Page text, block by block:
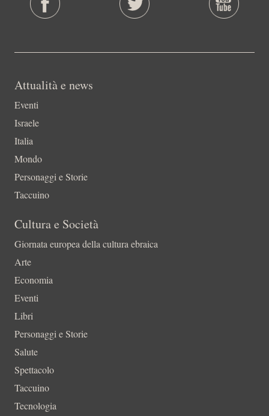
Attualità e news
Eventi
Israele
Italia
Mondo
Personaggi e Storie
Taccuino
Cultura e Società
Giornata europea della cultura ebraica
Arte
Economia
Eventi
Libri
Personaggi e Storie
Salute
Spettacolo
Taccuino
Tecnologia